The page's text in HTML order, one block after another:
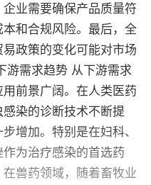
业需要确保产品质量符
和合规风险。最后，全
政策的变化可能对市场
游需求趋势 从下游需求
前景广阔。在人类医药
染的诊断技术不断提
增加。特别是在妇科、
为治疗感染的首选药
兽药领域，随着畜牧业